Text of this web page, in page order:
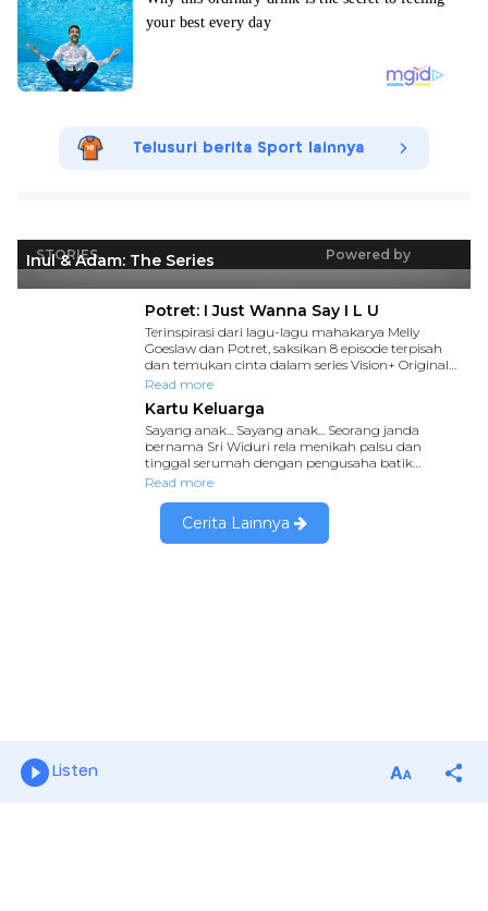
Telusuri berita Sport lainnya
Listen